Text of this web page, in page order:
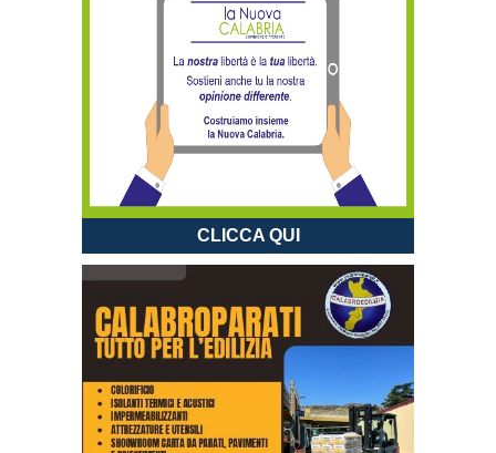
CLICCA QUI